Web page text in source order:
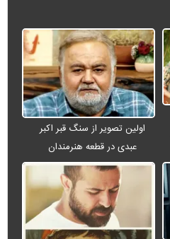
اولین تصویر از سنگ قبر اکبر
عبدی در قطعه هنرمندان